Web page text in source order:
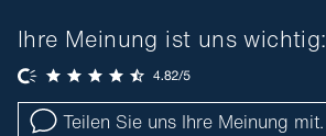
Ihre Meinung ist uns wichtig:
Teilen Sie uns Ihre Meinung mit.